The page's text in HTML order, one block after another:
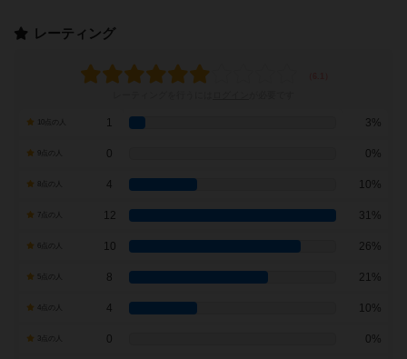
レーティング
1 3%
0 0%
4 10%
7点の人 12 31%
10 26%
8 21%
4 10%
0 0%